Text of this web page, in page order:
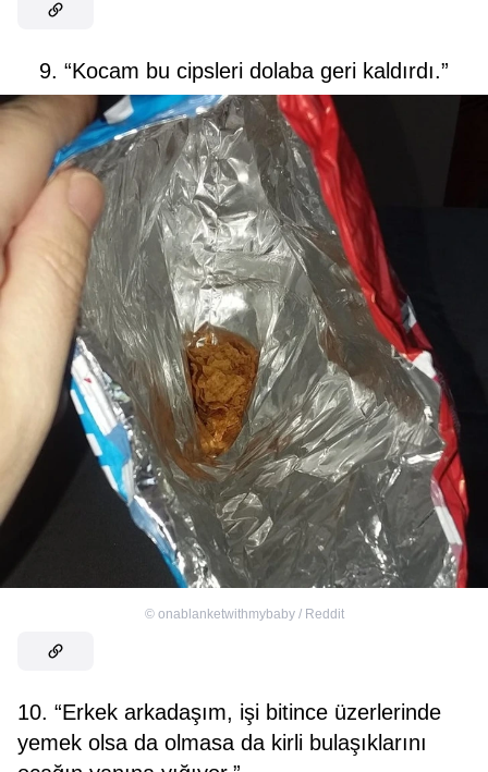
9. “Kocam bu cipsleri dolaba geri kaldırdı.”
© onablanketwithmybaby / Reddit
10. “Erkek arkadaşım, işi bitince üzerlerinde
yemek olsa da olmasa da kirli bulaşıklarını